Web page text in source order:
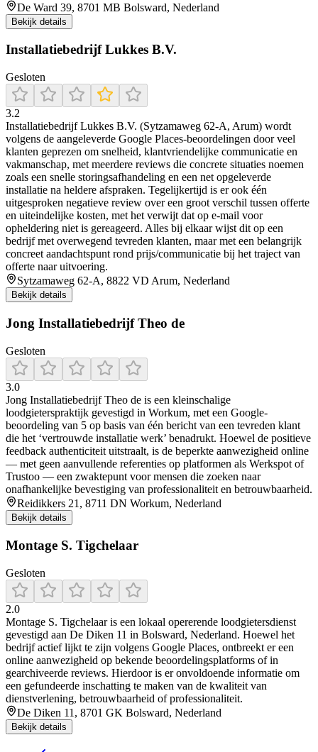
De Ward 39, 8701 MB Bolsward, Nederland
Bekijk details
Installatiebedrijf Lukkes B.V.
Gesloten
3.2
Installatiebedrijf Lukkes B.V. (Sytzamaweg 62-A, Arum) wordt
volgens de aangeleverde Google Places-beoordelingen door veel
klanten geprezen om snelheid, klantvriendelijke communicatie en
vakmanschap, met meerdere reviews die concrete situaties noemen
zoals een snelle storingsafhandeling en een net opgeleverde
installatie na heldere afspraken. Tegelijkertijd is er ook één
uitgesproken negatieve review over een groot verschil tussen offerte
en uiteindelijke kosten, met het verwijt dat op e-mail voor
opheldering niet is gereageerd. Alles bij elkaar wijst dit op een
bedrijf met overwegend tevreden klanten, maar met een belangrijk
concreet aandachtspunt rond prijs/communicatie bij het traject van
offerte naar uitvoering.
Sytzamaweg 62-A, 8822 VD Arum, Nederland
Bekijk details
Jong Installatiebedrijf Theo de
Gesloten
3.0
Jong Installatiebedrijf Theo de is een kleinschalige
loodgieterspraktijk gevestigd in Workum, met een Google-
beoordeling van 5 op basis van één bericht van een tevreden klant
die het ‘vertrouwde installatie werk’ benadrukt. Hoewel de positieve
feedback authenticiteit uitstraalt, is de beperkte aanwezigheid online
— met geen aanvullende referenties op platformen als Werkspot of
Trustoo — een zwaktepunt voor mensen die zoeken naar
onafhankelijke bevestiging van professionaliteit en betrouwbaarheid.
Reidikkers 21, 8711 DN Workum, Nederland
Bekijk details
Montage S. Tigchelaar
Gesloten
2.0
Montage S. Tigchelaar is een lokaal opererende loodgietersdienst
gevestigd aan De Diken 11 in Bolsward, Nederland. Hoewel het
bedrijf actief lijkt te zijn volgens Google Places, ontbreekt er een
online aanwezigheid op bekende beoordelingsplatforms of in
gearchiveerde reviews. Hierdoor is er onvoldoende informatie om
een gefundeerde inschatting te maken van de kwaliteit van
dienstverlening, betrouwbaarheid of professionaliteit.
De Diken 11, 8701 GK Bolsward, Nederland
Bekijk details